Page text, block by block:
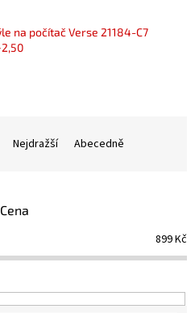
na počítač Verse 21184-C7
Nejdražší Abecedně
Cena
899Kč